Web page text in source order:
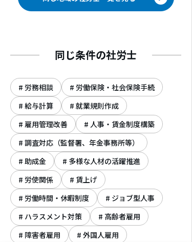
契約社員など、いろいろな形態で働く人も、
また、官公庁での実務経験も有り、お役所の
裏事情に詳しく、助成金に強い専門家として
も定評がある。
特に元職員ならではのノウハウを活かし、ハ
ローワークを活用した求人と助成金に関して
はNo.1社労士を自負する。関東中部９都県で
通算３００回以上、延べ６,０００人以上に派
遣元責任者講習・派遣先責任者機講習を実施
し、最新の法改正にも対応。更に、顧問先の
約９割が派遣会社であり、法務と実務の両面
から「派遣に強い社労士」として派遣業界か
らオファーが殺到している。
「楽しくなければ人事じゃないじゃん」を
モットーに、セミナー、講演、記事執筆依頼
同じ条件の社労士
労務相談
労働保険・社会保険手続
給与計算
就業規則作成
雇用管理改善
人事・賃金制度構築
調査対応（監督署、年金事務所等）
助成金
多様な人材の活躍推進
労使関係
賃上げ
労働時間・休暇制度
ジョブ型人事
ハラスメント対策
高齢者雇用
障害者雇用
外国人雇用